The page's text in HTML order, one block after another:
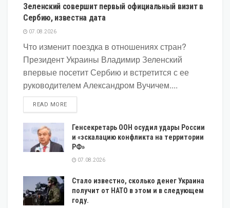
Зеленский совершит первый официальный визит в
Сербию, известна дата
07.08.2026
Что изменит поездка в отношениях стран?
Президент Украины Владимир Зеленский
впервые посетит Сербию и встретится с ее
руководителем Александром Вучичем....
READ MOREDETAILS
Генсекретарь ООН осудил удары России
и «эскалацию конфликта на территории
РФ»
07.08.2026
Стало известно, сколько денег Украина
получит от НАТО в этом и в следующем
году.